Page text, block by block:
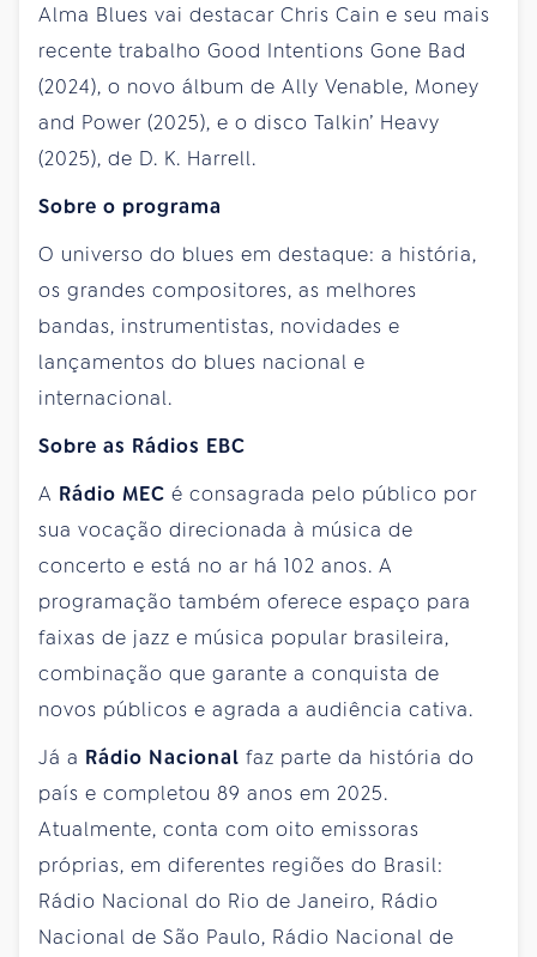
Alma Blues vai destacar Chris Cain e seu mais
recente trabalho Good Intentions Gone Bad
(2024), o novo álbum de Ally Venable, Money
and Power (2025), e o disco Talkin’ Heavy
(2025), de D. K. Harrell.
Sobre o programa
O universo do blues em destaque: a história,
os grandes compositores, as melhores
bandas, instrumentistas, novidades e
lançamentos do blues nacional e
internacional.
Sobre as Rádios EBC
A Rádio MEC é consagrada pelo público por
sua vocação direcionada à música de
concerto e está no ar há 102 anos. A
programação também oferece espaço para
faixas de jazz e música popular brasileira,
combinação que garante a conquista de
novos públicos e agrada a audiência cativa.
Já a Rádio Nacional faz parte da história do
país e completou 89 anos em 2025.
Atualmente, conta com oito emissoras
próprias, em diferentes regiões do Brasil:
Rádio Nacional do Rio de Janeiro, Rádio
Nacional de São Paulo, Rádio Nacional de